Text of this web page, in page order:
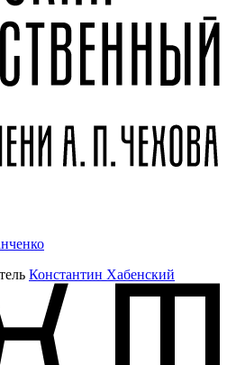
Константин Хабенский